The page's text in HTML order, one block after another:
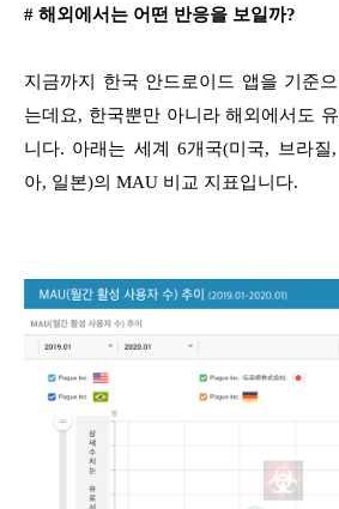
# 해외에서는 어떤 반응을 보일까?
지금까지 한국 안드로이드 앱을 기준
는데요, 한국뿐만 아니라 해외에서도
니다. 아래는 세계 6개국(미국, 브라질
아, 일본)의 MAU 비교 지표입니다.